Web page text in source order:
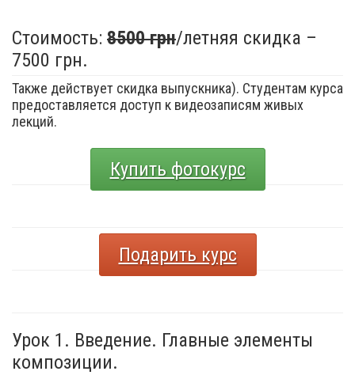
Стоимость: 8500 грн/летняя скидка –
7500 грн.
Также действует скидка выпускника). Студентам курса
предоставляется доступ к видеозаписям живых
лекций.
Купить фотокурс
Подарить курс
Урок 1. Введение. Главные элементы
композиции.